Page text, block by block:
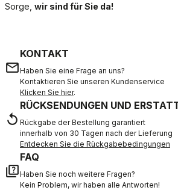
Sorge, wir sind für Sie da!
email
KONTAKT
Haben Sie eine Frage an uns?
Kontaktieren Sie unseren Kundenservice
Klicken Sie hier.
replay
RÜCKSENDUNGEN UND
Rückgabe der Bestellung garantiert
innerhalb von 30 Tagen nach der Lieferung
Entdecken Sie die Rückgabebedingungen
quiz
FAQ
Haben Sie noch weitere Fragen?
Kein Problem, wir haben alle Antworten!